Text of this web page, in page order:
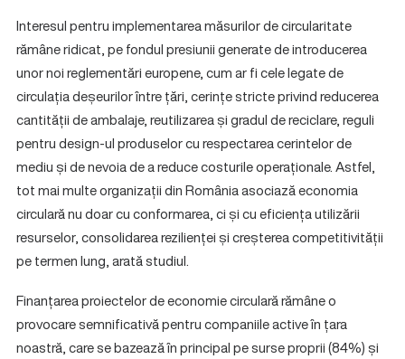
Interesul pentru implementarea măsurilor de circularitate
rămâne ridicat, pe fondul presiunii generate de introducerea
unor noi reglementări europene, cum ar fi cele legate de
circulația deșeurilor între țări, cerințe stricte privind reducerea
cantității de ambalaje, reutilizarea și gradul de reciclare, reguli
pentru design-ul produselor cu respectarea cerintelor de
mediu și de nevoia de a reduce costurile operaționale. Astfel,
tot mai multe organizații din România asociază economia
circulară nu doar cu conformarea, ci și cu eficiența utilizării
resurselor, consolidarea rezilienței și creșterea competitivității
pe termen lung, arată studiul.
Finanțarea proiectelor de economie circulară rămâne o
provocare semnificativă pentru companiile active în țara
noastră, care se bazează în principal pe surse proprii (84%) și